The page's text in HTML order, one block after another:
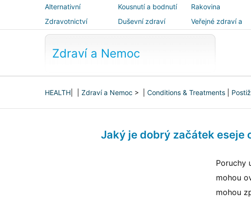
Alternativní
medicína
Kousnutí a bodnutí Rakovina
Zdravotnictví
Duševní zdraví
Veřejné zdraví a
bezpečnost
Zdraví a Nemoc
HEALTH Zdraví a Nemoc > | Conditions & Treatments
Jaký je dobrý začátek eseje
Poruchy
mohou
mohou